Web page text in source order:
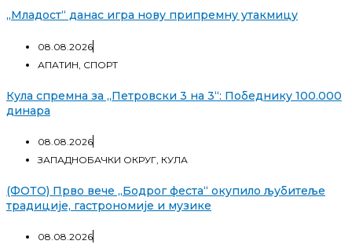
„Младост“ данас игра нову припремну утакмицу
08.08.2026
АПАТИН СПОРТ
Кула спремна за „Петровски 3 на 3“: Победнику 100.000
динара
08.08.2026
ЗАПАДНОБАЧКИ ОКРУГ, КУЛА
(ФОТО) Прво вече „Бодрог феста“ окупило љубитеље
традиције, гастрономије и музике
08.08.2026